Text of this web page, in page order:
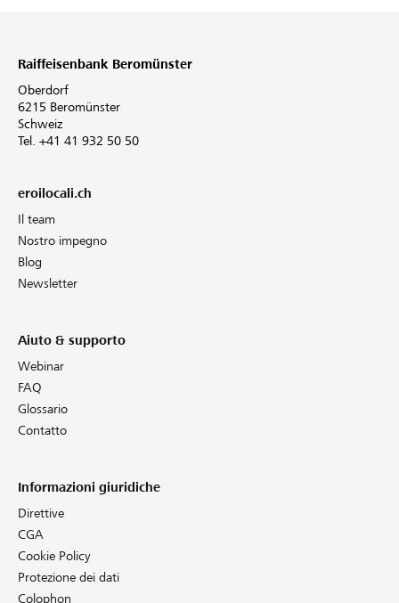
Raiffeisenbank Beromünster
Oberdorf
6215 Beromünster
Schweiz
Tel. +41 41 932 50 50
eroilocali.ch
Il team
Nostro impegno
Blog
Newsletter
Aiuto & supporto
Webinar
FAQ
Glossario
Contatto
Informazioni giuridiche
Direttive
CGA
Cookie Policy
Protezione dei dati
Colophon